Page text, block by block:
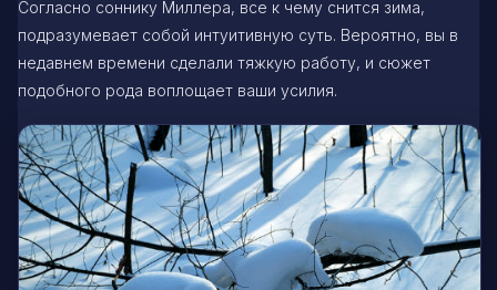
Согласно соннику Миллера, все к чему снится зима,
подразумевает собой интуитивную суть. Вероятно, вы в
недавнем времени сделали тяжкую работу, и сюжет
подобного рода воплощает ваши усилия.